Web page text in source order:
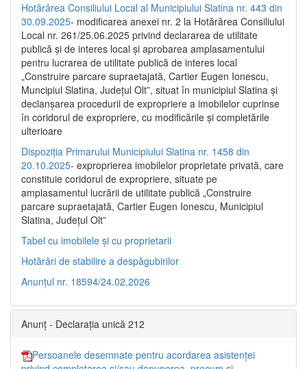
Hotărârea Consiliului Local al Municipiului Slatina nr. 443 din
30.09.2025- modificarea anexei nr. 2 la Hotărârea Consiliului
Local nr. 261/25.06.2025 privind declararea de utilitate
publică şi de interes local şi aprobarea amplasamentului
pentru lucrarea de utilitate publică de interes local
„Construire parcare supraetajată, Cartier Eugen Ionescu,
Muncipiul Slatina, Judeţul Olt”, situat în municipiul Slatina şi
declanşarea procedurii de expropriere a imobilelor cuprinse
în coridorul de expropriere, cu modificările şi completările
ulterioare
Dispoziția Primarului Municipiului Slatina nr. 1458 din
20.10.2025- exproprierea imobilelor proprietate privată, care
constituie coridorul de expropriere, situate pe
amplasamentul lucrării de utilitate publică „Construire
parcare supraetajată, Cartier Eugen Ionescu, Municipiul
Slatina, Județul Olt”
Tabel cu imobilele și cu proprietarii
Hotărâri de stabilire a despăgubirilor
Anunțul nr. 18594/24.02.2026
Anunț - Declarația unică 212
Persoanele desemnate pentru acordarea asistenței